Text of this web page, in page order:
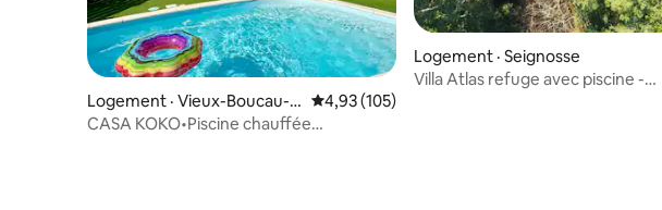
Logement · Vieux-Boucau-le
s-Bains
Note moyenne de 4,93 sur 5, 105 commentaires
4,93 (105)
CASA KOKO•Piscine chauffée
Logement · Seignosse
Villa Atlas refuge avec piscine -